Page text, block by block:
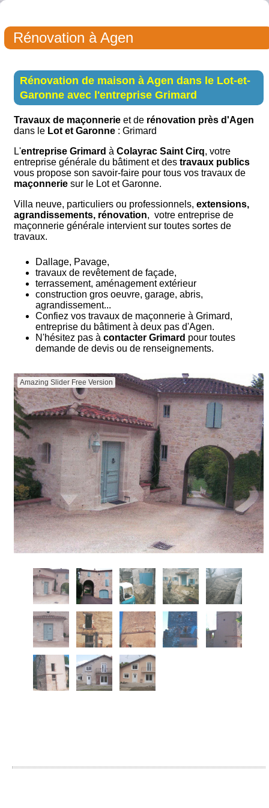
Rénovation à Agen
Rénovation de maison à Agen dans le Lot-et-
Garonne avec l'entreprise Grimard
Travaux de maçonnerie et de rénovation près d'Agen
dans le Lot et Garonne : Grimard
L'entreprise Grimard à Colayrac Saint Cirq, votre
entreprise générale du bâtiment et des travaux publics
vous propose son savoir-faire pour tous vos travaux de
maçonnerie sur le Lot et Garonne.
Villa neuve, particuliers ou professionnels, extensions,
agrandissements, rénovation, votre entreprise de
maçonnerie générale intervient sur toutes sortes de
travaux.
Dallage, Pavage,
travaux de revêtement de façade,
terrassement, aménagement extérieur
construction gros oeuvre, garage, abris,
agrandissement...
Confiez vos travaux de maçonnerie à Grimard,
entreprise du bâtiment à deux pas d'Agen.
N'hésitez pas à contacter Grimard pour toutes
demande de devis ou de renseignements.
Amazing Slider Free Version